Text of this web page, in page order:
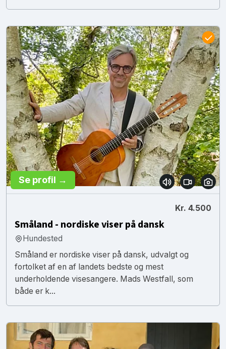
Se profil →
Kr. 4.500
Småland - nordiske viser på dansk
Hundested
Småland er nordiske viser på dansk, udvalgt og
fortolket af en af landets bedste og mest
underholdende visesangere. Mads Westfall, som
både er k...